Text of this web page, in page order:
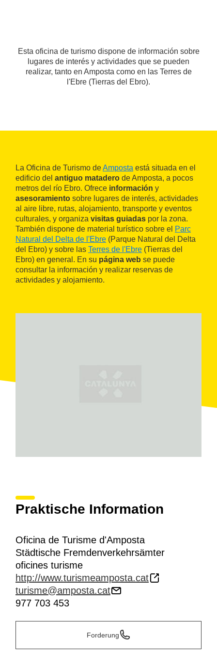
Esta oficina de turismo dispone de información sobre
lugares de interés y actividades que se pueden
realizar, tanto en Amposta como en las Terres de
l'Ebre (Tierras del Ebro).
La Oficina de Turismo deAmposta está situada en el
edificio del antiguo matadero de Amposta, a pocos
metros del río Ebro. Ofrece información y
asesoramiento sobre lugares de interés, actividades
al aire libre, rutas, alojamiento, transporte y eventos
culturales, y organiza visitas guiadas por la zona.
También dispone de material turístico sobre el Parc
Natural del Delta de l'Ebre (Parque Natural del Delta
del Ebro) y sobre las Terres de l'Ebre (Tierras del
Ebro) en general. En su página web se puede
consultar la información y realizar reservas de
actividades y alojamiento.
Praktische Information
Oficina de Turisme d'Amposta
Städtische Fremdenverkehrsämter
oficines turisme
http://www.turismeamposta.cat
turisme@amposta.cat
977 703 453
Forderung